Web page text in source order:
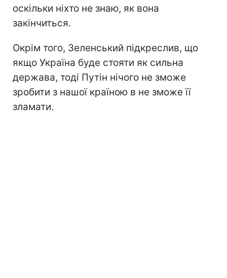
оскільки ніхто не знаю, як вона
закінчиться.
Окрім того, Зеленський підкреслив, що
якщо Україна буде стояти як сильна
держава, тоді Путін нічого не зможе
зробити з нашої країною в не зможе її
зламати.